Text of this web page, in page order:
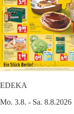
EDEKA
Mo. 3.8. - Sa. 8.8.2026